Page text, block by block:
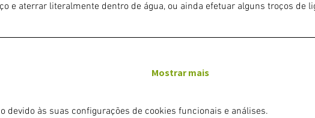
e aterrar literalmente dentro de água, ou ainda efetuar alguns troços de
Mostrar mais
devido às suas configurações de cookies funcionais e análises.